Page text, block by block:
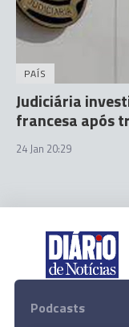
PAÍS
Judiciária
francesa após
24 Jan 20:29
Podcasts